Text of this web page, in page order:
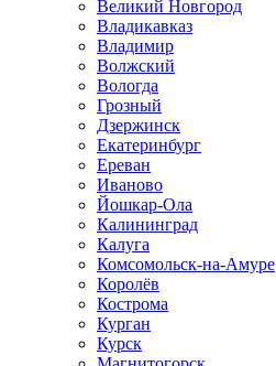
Великий Новгород
Владикавказ
Владимир
Волжский
Вологда
Грозный
Дзержинск
Екатеринбург
Ереван
Иваново
Йошкар-Ола
Калининград
Калуга
Комсомольск-на-Амуре
Королёв
Кострома
Курган
Курск